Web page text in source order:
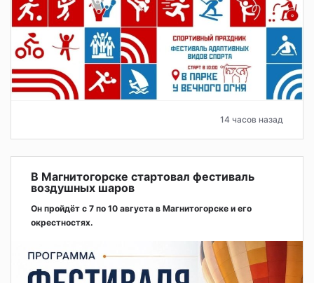
14 часов назад
В Магнитогорске стартовал фестиваль
воздушных шаров
Он пройдёт с 7 по 10 августа в Магнитогорске и его
окрестностях.